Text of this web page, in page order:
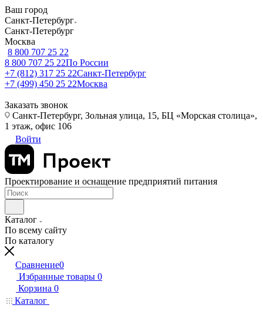
Ваш город
Санкт-Петербург
Санкт-Петербург
Москва
8 800 707 25 22
8 800 707 25 22По России
+7 (812) 317 25 22Санкт-Петербург
+7 (499) 450 25 22Москва
Заказать звонок
Санкт-Петербург, Зольная улица, 15, БЦ «Морская столица»,
1 этаж, офис 106
Войти
Проектирование и оснащение предприятий питания
Каталог
По всему сайту
По каталогу
Сравнение0
Избранные товары 0
Корзина 0
Каталог